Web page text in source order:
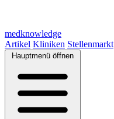
medknowledge
Artikel Kliniken Stellenmarkt
Hauptmenü öffnen